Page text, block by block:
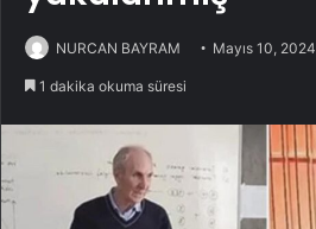
NURCAN BAYRAM Mayıs 10, 2024
1 dakika okuma süresi